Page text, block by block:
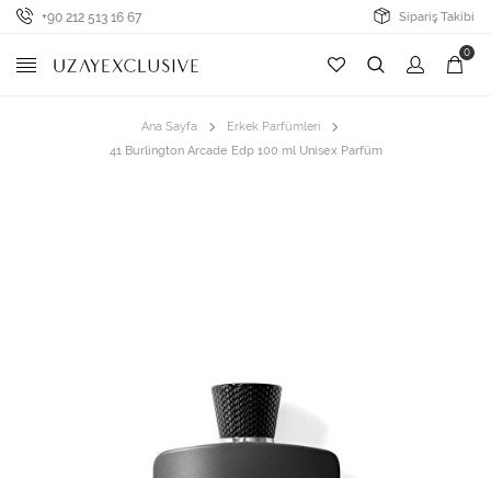
+90 212 513 16 67 Sipariş Takibi
0
Ana Sayfa
Erkek Parfümleri
41 Burlington Arcade Edp 100 ml Unisex Parfüm